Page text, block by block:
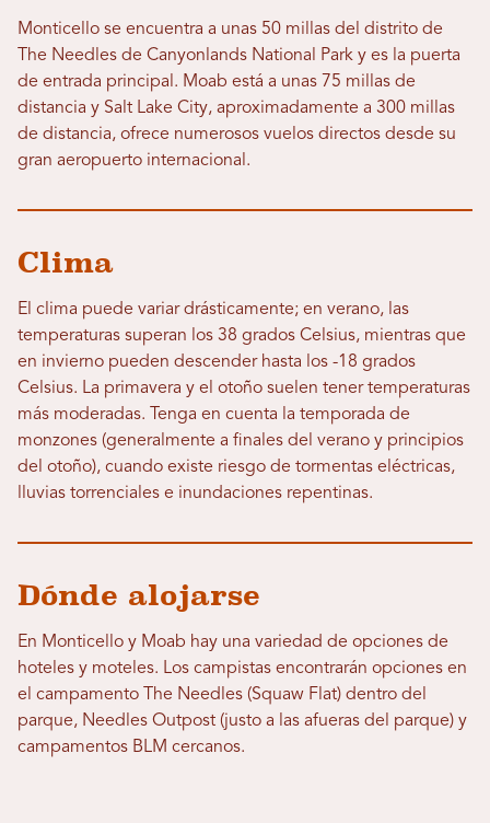
Monticello se encuentra a unas 50 millas del distrito de
The Needles de Canyonlands National Park y es la puerta
de entrada principal. Moab está a unas 75 millas de
distancia y Salt Lake City, aproximadamente a 300 millas
de distancia, ofrece numerosos vuelos directos desde su
gran aeropuerto internacional.
Clima
El clima puede variar drásticamente; en verano, las
temperaturas superan los 38 grados Celsius, mientras que
en invierno pueden descender hasta los -18 grados
Celsius. La primavera y el otoño suelen tener temperaturas
más moderadas. Tenga en cuenta la temporada de
monzones (generalmente a finales del verano y principios
del otoño), cuando existe riesgo de tormentas eléctricas,
lluvias torrenciales e inundaciones repentinas.
Dónde alojarse
En Monticello y Moab hay una variedad de opciones de
hoteles y moteles. Los campistas encontrarán opciones en
el campamento The Needles (Squaw Flat) dentro del
parque, Needles Outpost (justo a las afueras del parque) y
campamentos BLM cercanos.